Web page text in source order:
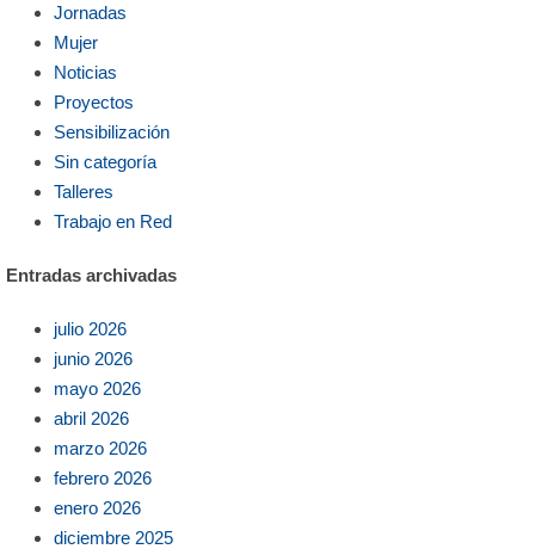
Jornadas
Mujer
Noticias
Proyectos
Sensibilización
Sin categoría
Talleres
Trabajo en Red
Entradas archivadas
julio 2026
junio 2026
mayo 2026
abril 2026
marzo 2026
febrero 2026
enero 2026
diciembre 2025